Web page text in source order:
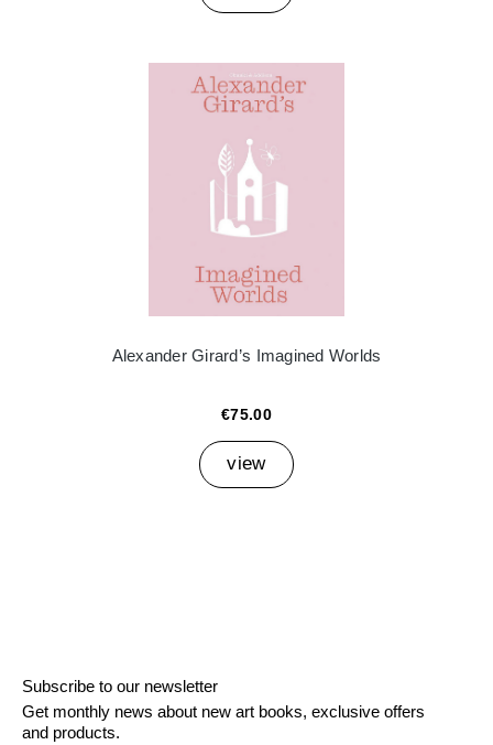
Alexander Girard’s Imagined Worlds
€75.00
view
Subscribe to our newsletter
Get monthly news about new art books, exclusive offers
and products.